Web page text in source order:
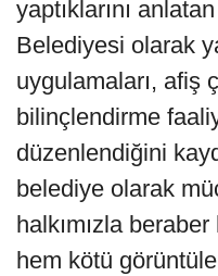
yaptıklarını
Belediyesi olarak
uygulamaları, afiş
bilinçlendirme
düzenlendiğini
belediye olarak
halkımızla
hem kötü